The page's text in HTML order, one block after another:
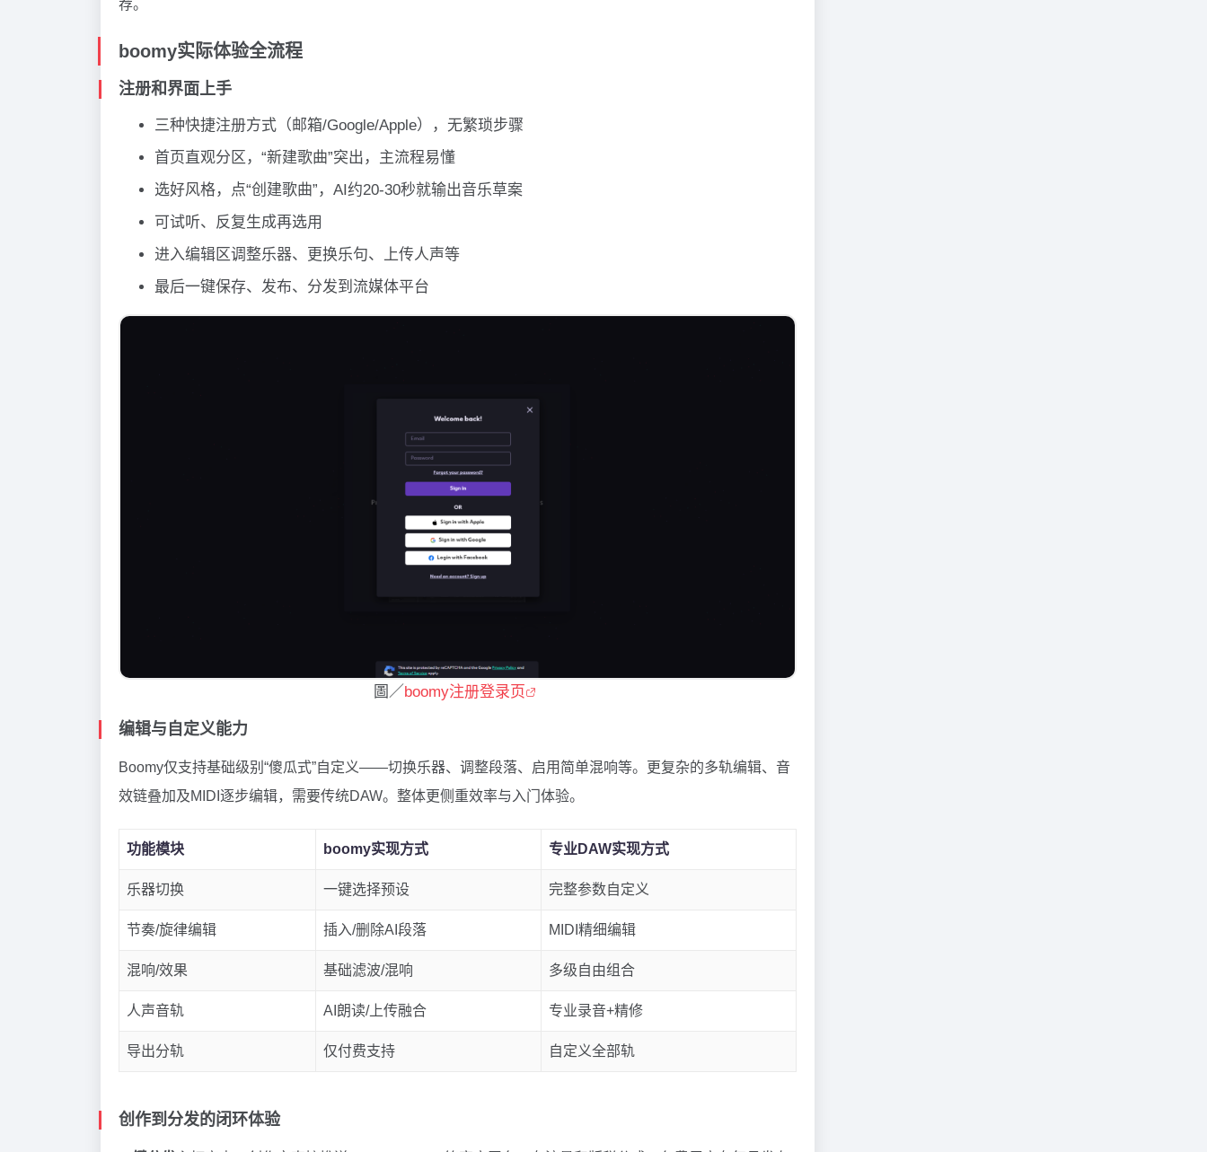
荐。
boomy实际体验全流程
注册和界面上手
三种快捷注册方式（邮箱/Google/Apple），无繁琐步骤
首页直观分区，“新建歌曲”突出，主流程易懂
选好风格，点“创建歌曲”，AI约20-30秒就输出音乐草案
可试听、反复生成再选用
进入编辑区调整乐器、更换乐句、上传人声等
最后一键保存、发布、分发到流媒体平台
圖／ boomy注册登录页
编辑与自定义能力
Boomy仅支持基础级别“傻瓜式”自定义——切换乐器、调整段落、启用简单混响等。更复杂的多轨编辑、音
效链叠加及MIDI逐步编辑，需要传统DAW。整体更侧重效率与入门体验。
功能模块 boomy实现方式 专业DAW实现方式
乐器切换 一键选择预设 完整参数自定义
节奏/旋律编辑 插入/删除AI段落 MIDI精细编辑
混响/效果 基础滤波/混响 多级自由组合
人声音轨 AI朗读/上传融合 专业录音+精修
导出分轨 仅付费支持 自定义全部轨
创作到分发的闭环体验